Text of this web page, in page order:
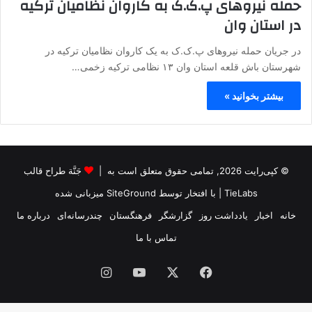
حمله نیروهای پ.ک.ک به کاروان نظامیان ترکیه
در استان وان
در جریان حمله نیروهای پ.ک.ک به یک کاروان نظامیان ترکیه در
شهرستان باش قلعه استان وان ۱۳ نظامی ترکیه زخمی…
بیشتر بخوانید »
© کپی‌رایت 2026, تمامی حقوق متعلق است به |
جَنَّة طراح قالب
TieLabs | با افتخار توسط SiteGround میزبانی شده
خانه
اخبار یادداشت روز گزارشگر فرهنگستان چندرسانه‌ای
درباره ما
تماس با ما
فیس
بوک
یوتیوب